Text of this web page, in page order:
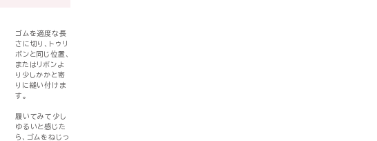
ゴムを適度な長
さに切り、トゥリ
ボンと同じ位置、
またはリボンよ
り少しかかと寄
りに縫い付けま
す。
履いてみて少し
ゆるいと感じた
ら、ゴムをねじっ